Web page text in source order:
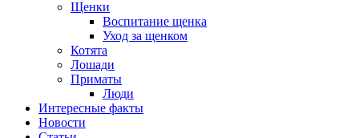
Щенки
Воспитание щенка
Уход за щенком
Котята
Лошади
Приматы
Люди
Интересные факты
Новости